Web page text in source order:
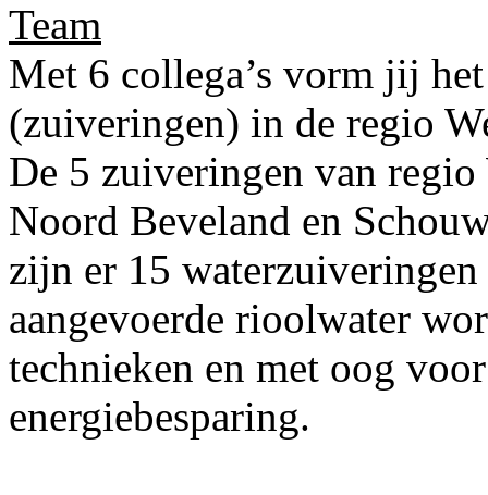
Team
Met 6 collega’s vorm jij
(zuiveringen) in de regio
De 5 zuiveringen van
Noord Beveland en
zijn er 15
aangevoerde rioolwater
technieken en met oog
energiebesparing.